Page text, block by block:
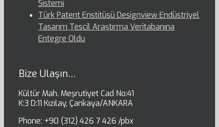
Sistemi
Türk Patent Enstitüsü Designview Endüstriyel
Tasarım Tescil Araştırma Veritabanına
Entegre Oldu
Bize Ulaşın…
Kültür Mah. Meşrutiyet Cad No:41
K:3 D:11 Kızılay, Çankaya/ANKARA
Phone: +90 (312) 426 7 426 /pbx